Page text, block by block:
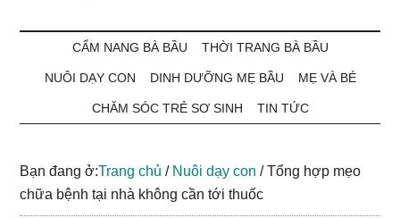
Bà
Bầu
Cần
Biết
bé
CẨM NANG BÀ BẦU THỜI TRANG BÀ BẦU
NUÔI DẠY CON DINH DƯỠNG MẸ BẦU MẸ VÀ BÉ
CHĂM SÓC TRẺ SƠ SINH TIN TỨC
Bạn đang ở:Trang chủ / Nuôi dạy con /Tổng hợp mẹo
chữa bệnh tại nhà không cần tới thuốc